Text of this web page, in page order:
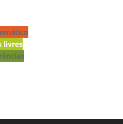
livres